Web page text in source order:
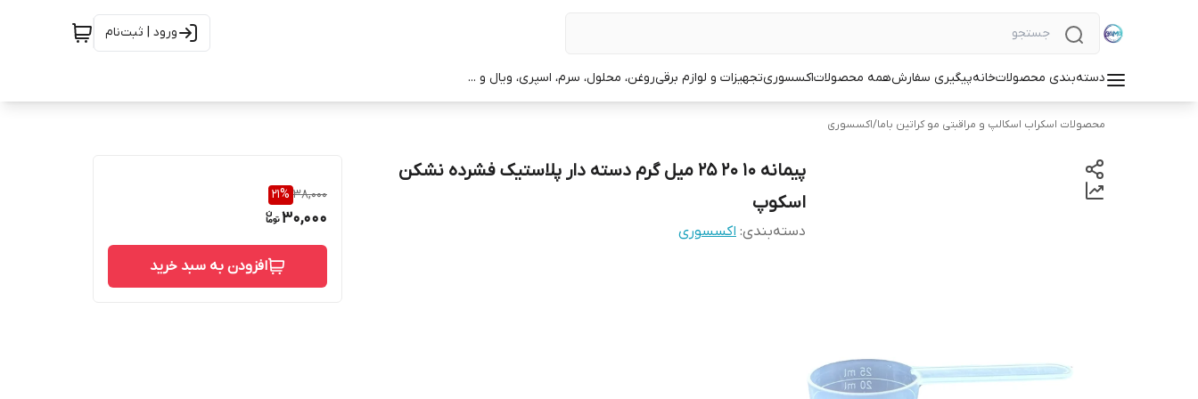
ورود | ثبت‌نام
دسته‌بندی محصولاتخانهپیگیری سفارشهمه محصولاتاکسسوریتجهیزات و لوازم برقیروغن، محلول، سرم، اسپری، ویال و ...
محصولات اسکراب اسکالپ و مراقبتی مو کراتین باما/اکسسوری
پیمانه ۱۰ ۲۰ ۲۵ میل گرم دسته دار پلاستیک فشرده نشکن
اسکوپ
دسته‌بندی: اکسسوری
38,000
21%
30,000
افزودن به سبد خرید